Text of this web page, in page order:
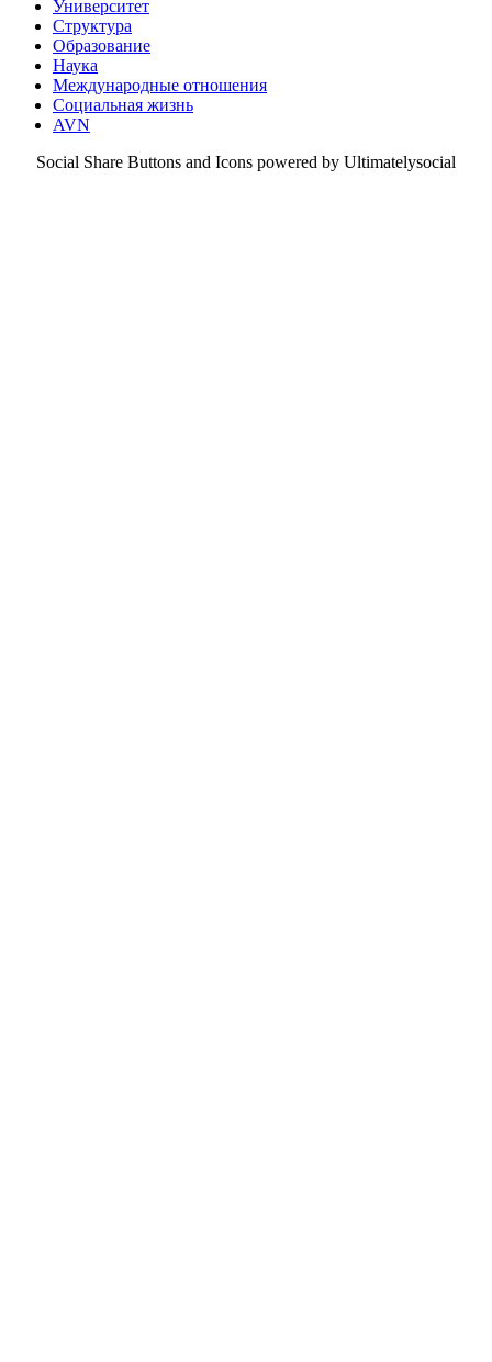
Университет
Структура
Образование
Наука
Международные отношения
Социальная жизнь
AVN
Social Share Buttons and Icons powered by Ultimatelysocial